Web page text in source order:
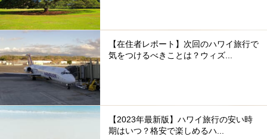
【在住者レポート】次回のハワイ旅行で
気をつけるべきことは？ウィズ...
【2023年最新版】ハワイ旅行の安い時
期はいつ？格安で楽しめるハ...